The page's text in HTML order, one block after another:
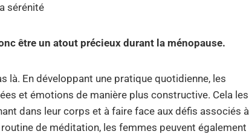
sérénité
être un atout précieux durant la ménopause.
là. En développant une pratique quotidienne, les
et émotions de manière plus constructive. Cela les
dans leur corps et à faire face aux défis associés à
de méditation, les femmes peuvent également